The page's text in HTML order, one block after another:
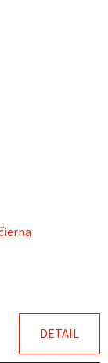
DETAIL